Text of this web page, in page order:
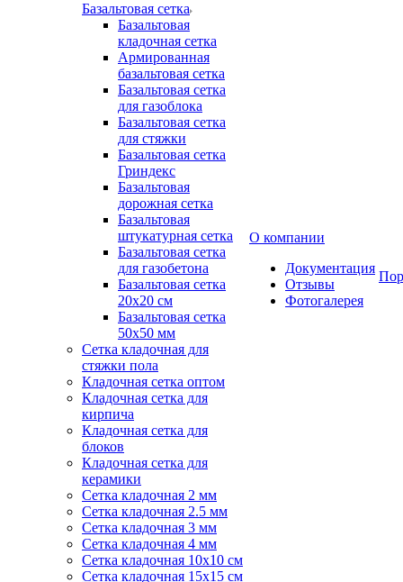
Базальтовая сетка
Базальтовая
кладочная сетка
Армированная
базальтовая сетка
Базальтовая сетка
для газоблока
Базальтовая сетка
для стяжки
Базальтовая сетка
Гриндекс
Базальтовая
дорожная сетка
Базальтовая
штукатурная сетка
Базальтовая сетка
для газобетона
Базальтовая сетка
20x20 см
Базальтовая сетка
50x50 мм
Сетка кладочная для
стяжки пола
Кладочная сетка оптом
Кладочная сетка для
кирпича
Кладочная сетка для
блоков
Кладочная сетка для
керамики
Сетка кладочная 2 мм
Сетка кладочная 2.5 мм
Сетка кладочная 3 мм
Сетка кладочная 4 мм
Сетка кладочная 10x10 см
Сетка кладочная 15x15 см
О компании
Документация
Отзывы
Фотогалерея